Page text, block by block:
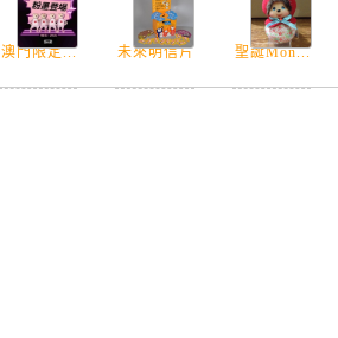
澳門限定... 未來明信片 聖誕Mon...